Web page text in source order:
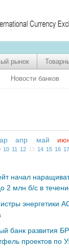
рынок
Новости банков
апр май
10 11 12 13 14 15 16 17
начал
2 млн б/с в
энергетики
банк развития
проектов по